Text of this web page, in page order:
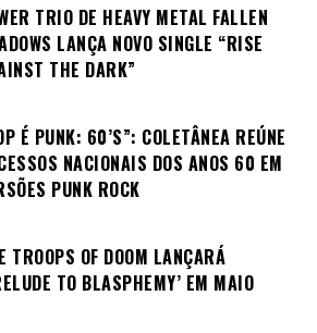
TRIO DE HEAVY METAL FALLEN
LANÇA NOVO SINGLE “RISE
THE DARK”
É PUNK: 60’S”: COLETÂNEA REÚNE
NACIONAIS DOS ANOS 60 EM
PUNK ROCK
TROOPS OF DOOM LANÇARÁ
TO BLASPHEMY’ EM MAIO